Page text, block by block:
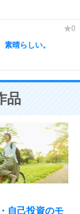
晴らしい。
品
自己投資のモ